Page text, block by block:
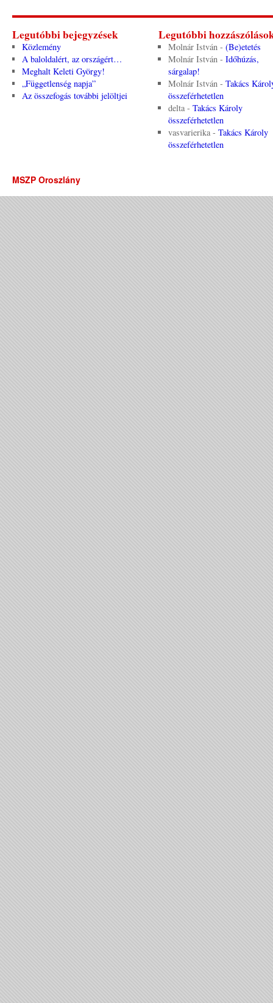
Legutóbbi bejegyzések
Közlemény
A baloldalért, az országért…
Meghalt Keleti György!
„Függetlenség napja”
Az összefogás további jelöltjei
Legutóbbi
Molnár István- (Be)etetés
Molnár István- Időhúzás,
sárgalap!
Molnár István- Takács
összeférhetetlen
delta- Takács Károly
összeférhetetlen
vasvarierika- Takács Károly
összeférhetetlen
MSZP Oroszlány